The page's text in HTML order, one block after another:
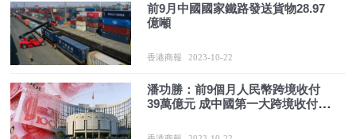
前9月中國國家鐵路發送貨物28.97
億噸
香港商報 2023-10-22
潘功勝：前9個月人民幣跨境收付
39萬億元 成中國第一大跨境收付幣